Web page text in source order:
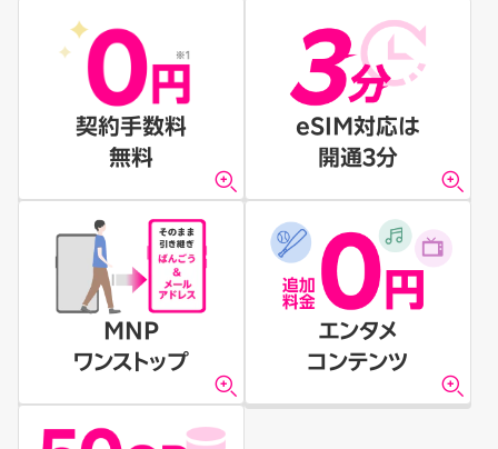
契約手数料
無料
eSIM対応は
開通3分
MNP
ワンストップ
エンタメ
コンテンツ